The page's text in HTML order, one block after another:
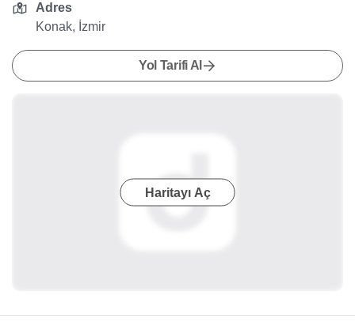
Adres
Konak, İzmir
Yol Tarifi Al
Haritayı Aç